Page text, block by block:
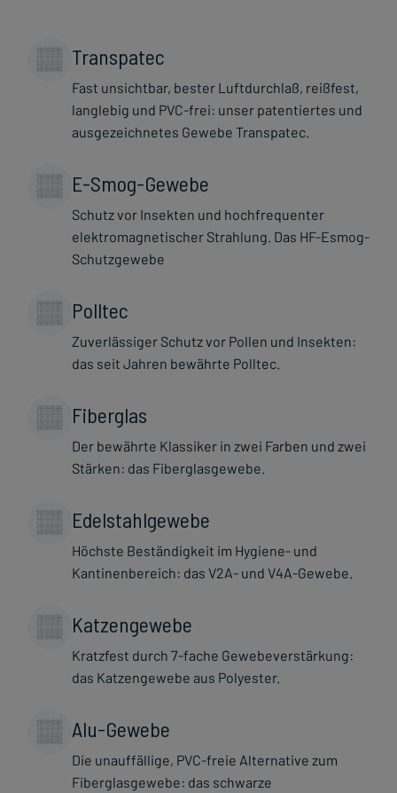
Transpatec
Fast unsichtbar, bester Luftdurchlaß, reißfest,
langlebig und PVC-frei: unser patentiertes und
ausgezeichnetes Gewebe Transpatec.
E-Smog-Gewebe
Schutz vor Insekten und hochfrequenter
elektromagnetischer Strahlung. Das HF-Esmog-
Schutzgewebe
Polltec
Zuverlässiger Schutz vor Pollen und Insekten:
das seit Jahren bewährte Polltec.
Fiberglas
Der bewährte Klassiker in zwei Farben und zwei
Stärken: das Fiberglasgewebe.
Edelstahlgewebe
Höchste Beständigkeit im Hygiene- und
Kantinenbereich: das V2A- und V4A-Gewebe.
Katzengewebe
Kratzfest durch 7-fache Gewebeverstärkung:
das Katzengewebe aus Polyester.
Alu-Gewebe
Die unauffällige, PVC-freie Alternative zum
Fiberglasgewebe: das schwarze